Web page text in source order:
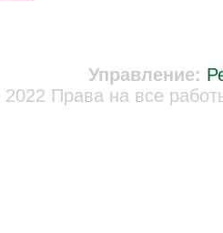
Управление:
Права на все